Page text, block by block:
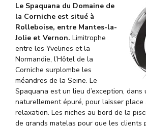
Le Spaquana du Domaine de
la Corniche est situé à
Rolleboise, entre Mantes-la-
Jolie et Vernon. Limitrophe
entre les Yvelines et la
Normandie, l’Hôtel de la
Corniche surplombe les
méandres de la Seine. Le
Spaquana est un lieu d’exception, dans
naturellement épuré, pour laisser
relaxation. Les niches au bord de la
de grands matelas pour que les clients